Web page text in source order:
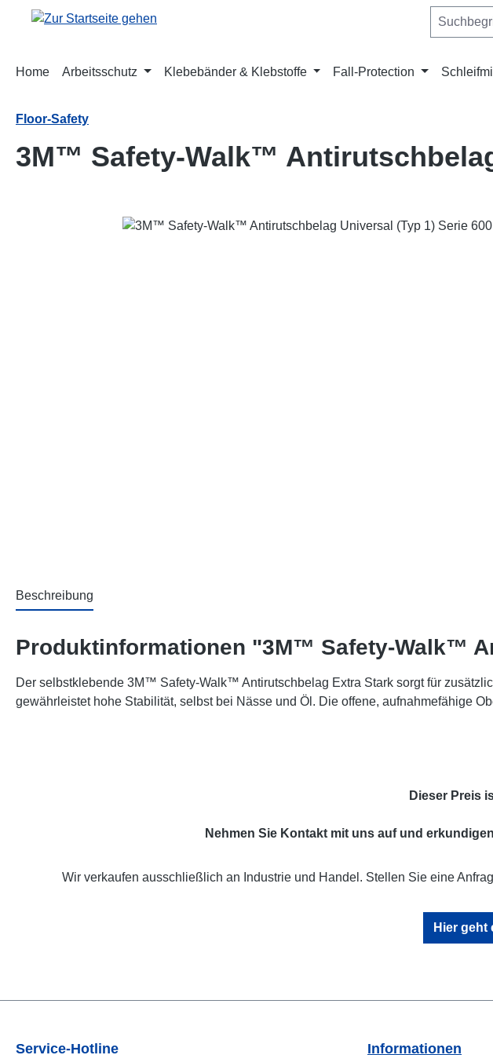
Hauptinhalt springen
Zur Suche springen
Zur Hauptnavigation springen
Home Arbeitsschutz Klebebänder & Klebstoffe Fall-Protection
Floor-Safety
3M™ Safety-Walk™
Bildergalerie überspringen
Beschreibung
Produktinformationen "3M™ Safety-Walk™
Der selbstklebende 3M™ Safety-Walk™ Antirutschbelag Extra Stark sorgt für
gewährleistet hohe Stabilität, selbst bei Nässe und Öl. Die offene, aufnahmefähige
Dieser Preis
Nehmen Sie Kontakt mit uns auf und
Wir verkaufen ausschließlich an Industrie und Handel. Stellen Sie eine
Hier geht
Service-Hotline Informationen